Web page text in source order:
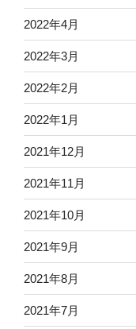
2022年4月
2022年3月
2022年2月
2022年1月
2021年12月
2021年11月
2021年10月
2021年9月
2021年8月
2021年7月